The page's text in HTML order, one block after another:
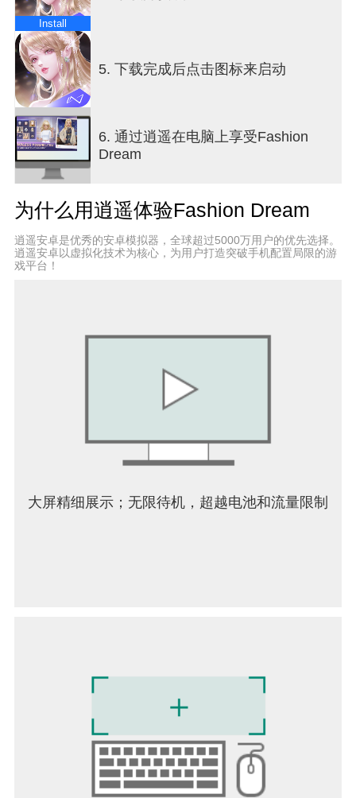
lovers?
■ Explore social environments with friends
Enjoy minigames and take selfies with your besties
on the beach, in a castle, or in a Japanese-style
garden.
▼Facebook Fanpage
Follow Fashion Dream Global on Facebook for
regular updates and lucky draws!
https://www.facebook.com/FashiondreamGlobal
■ Contact Support
Install
5. 下载完成后点击图标来启动
6. 通过逍遥在电脑上享受Fashion
Dream
为什么用逍遥体验Fashion Dream
逍遥安卓是优秀的安卓模拟器，全球超过5000万用户的优先选择。
逍遥安卓以虚拟化技术为核心，为用户打造突破手机配置局限的游
戏平台！
大屏精细展示；无限待机，超越电池和流量限制